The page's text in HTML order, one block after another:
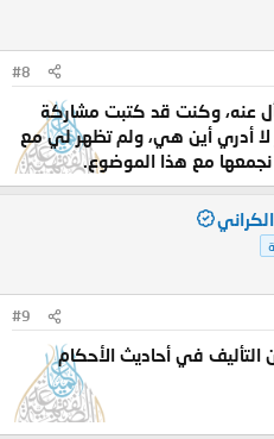
#8
عنه، وكنت قد كتبت مشاركة
أدري أين هي، ولم تظهر لي مع
مع هذا الموضوع.
#9
في أحاديث الأحكام